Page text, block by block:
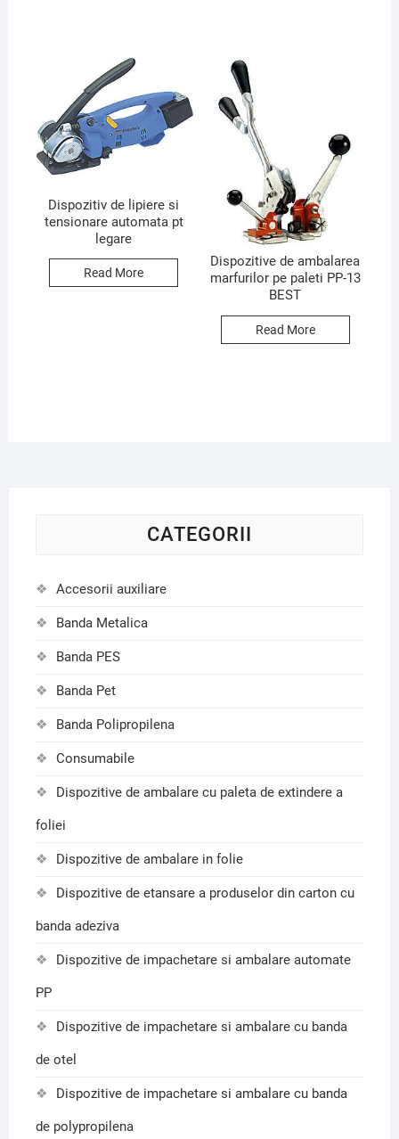
Dispozitiv de lipiere si
tensionare automata pt
legare
Read More
Dispozitive de ambalarea
marfurilor pe paleti PP-13
BEST
Read More
CATEGORII
Accesorii auxiliare
Banda Metalica
Banda PES
Banda Pet
Banda Polipropilena
Consumabile
Dispozitive de ambalare cu paleta de extindere a
foliei
Dispozitive de ambalare in folie
Dispozitive de etansare a produselor din carton cu
banda adeziva
Dispozitive de impachetare si ambalare automate
PP
Dispozitive de impachetare si ambalare cu banda
de otel
Dispozitive de impachetare si ambalare cu banda
de polypropilena